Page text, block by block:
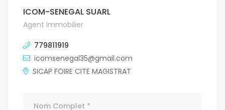
ICOM-SENEGAL SUARL
Agent Immobilier
779811919
icomsenegal35@gmail.com
SICAP FOIRE CITE MAGISTRAT